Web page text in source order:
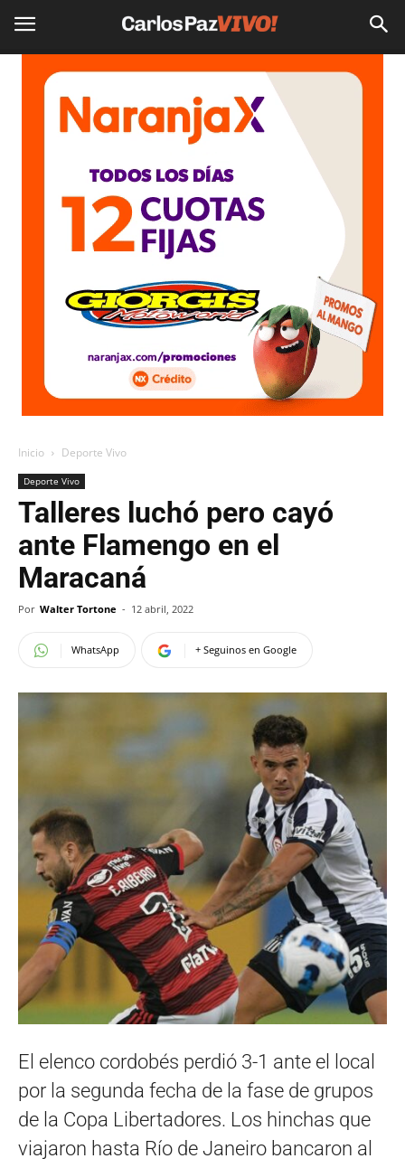
Inicio Deporte Vivo
Deporte Vivo
Talleres luchó pero cayó
ante Flamengo en el
Maracaná
Por Walter Tortone - 12 abril, 2022
WhatsApp + Seguinos en Google
El elenco cordobés perdió 3-1 ante el local
por la segunda fecha de la fase de grupos
de la Copa Libertadores. Los hinchas que
viajaron hasta Río de Janeiro bancaron al